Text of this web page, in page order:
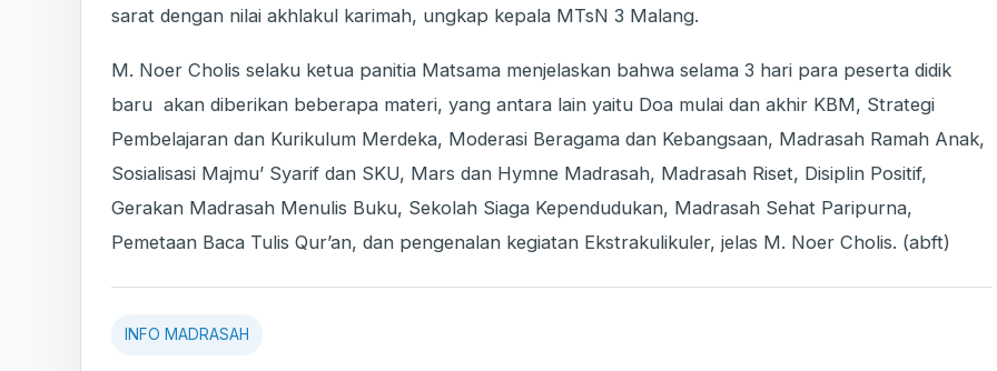
sarat dengan nilai akhlakul karimah, ungkap kepala MTsN 3 Malang.
M. Noer Cholis selaku ketua panitia Matsama menjelaskan bahwa selama 3 hari para peserta didik
baru akan diberikan beberapa materi, yang antara lain yaitu Doa mulai dan akhir KBM, Strategi
Pembelajaran dan Kurikulum Merdeka, Moderasi Beragama dan Kebangsaan, Madrasah Ramah Anak,
Sosialisasi Majmu’ Syarif dan SKU, Mars dan Hymne Madrasah, Madrasah Riset, Disiplin Positif,
Gerakan Madrasah Menulis Buku, Sekolah Siaga Kependudukan, Madrasah Sehat Paripurna,
Pemetaan Baca Tulis Qur’an, dan pengenalan kegiatan Ekstrakulikuler, jelas M. Noer Cholis. (abft)
INFO MADRASAH